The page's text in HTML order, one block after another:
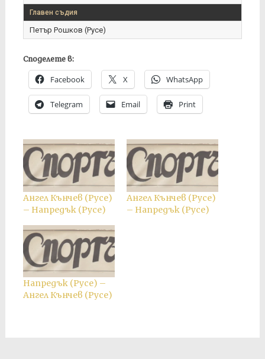
Главен съдия
Петър Рошков (Русе)
Споделете в:
Facebook X WhatsApp
Telegram Email Print
Ангел Кънчев (Русе)
– Напредък (Русе)
Ангел Кънчев (Русе)
– Напредък (Русе)
Напредък (Русе) –
Ангел Кънчев (Русе)